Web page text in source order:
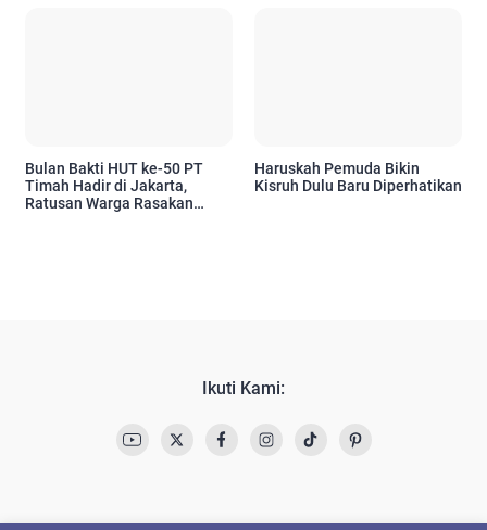
Bulan Bakti HUT ke-50 PT
Timah Hadir di Jakarta,
Ratusan Warga Rasakan
Haruskah Pemuda Bikin
Kisruh Dulu Baru Diperhatikan
Ikuti Kami: